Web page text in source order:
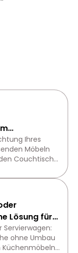
Ihres
Möbeln
Couchtisch
Lösung für
Umbauten?
Servierwagen:
ohne Umbau